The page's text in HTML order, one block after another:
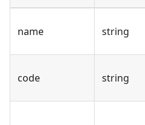
name string
code string